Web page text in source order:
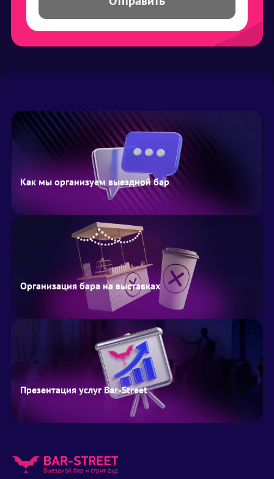
Как мы организуем выездной бар
Организация бара на выставках
Презентация услуг Bar-Street